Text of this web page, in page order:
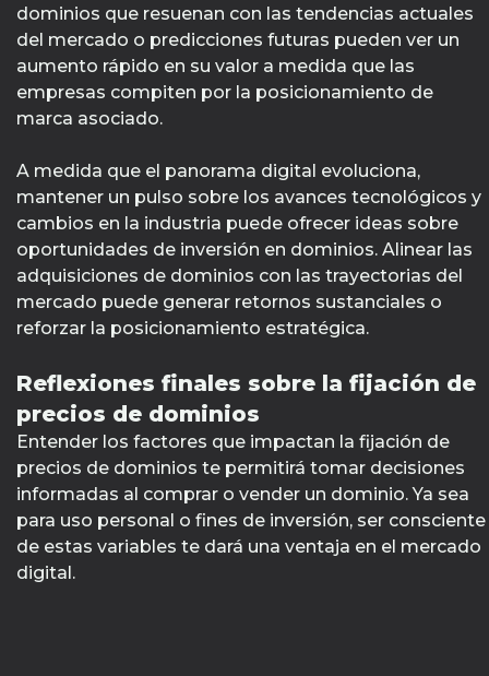
dominios que resuenan con las tendencias actuales
del mercado o predicciones futuras pueden ver un
aumento rápido en su valor a medida que las
empresas compiten por la posicionamiento de
marca asociado.
A medida que el panorama digital evoluciona,
mantener un pulso sobre los avances tecnológicos y
cambios en la industria puede ofrecer ideas sobre
oportunidades de inversión en dominios. Alinear las
adquisiciones de dominios con las trayectorias del
mercado puede generar retornos sustanciales o
reforzar la posicionamiento estratégica.
Reflexiones finales sobre la fijación de
precios de dominios
Entender los factores que impactan la fijación de
precios de dominios te permitirá tomar decisiones
informadas al comprar o vender un dominio. Ya sea
para uso personal o fines de inversión, ser consciente
de estas variables te dará una ventaja en el mercado
digital.